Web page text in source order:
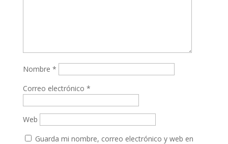
Nombre *
Correo electrónico *
Web
Guarda mi nombre, correo electrónico y web en